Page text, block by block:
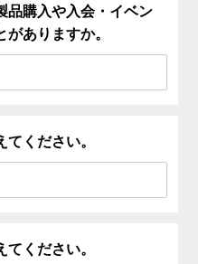
品購入や入会・イベン
がありますか。
ください。
ください。